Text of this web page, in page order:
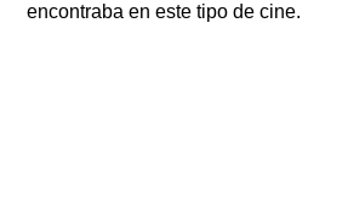
encontraba en este tipo de cine.